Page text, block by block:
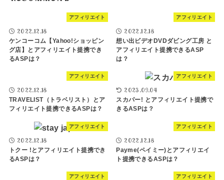
アフィリエイト
2022.12.18
ケンコーコム【Yahoo!ショッピン
グ店】とアフィリエイト提携でき
るASPは？
アフィリエイト
2022.12.18
想い出ビデオDVDダビング工房 と
アフィリエイト提携できるASP
は？
アフィリエイト
2022.12.18
TRAVELIST（トラベリスト）とア
フィリエイト提携できるASPは？
アフィリエイト
2023.09.04
スカパー! とアフィリエイト提携で
きるASPは？
アフィリエイト
2022.12.18
トクー !とアフィリエイト提携でき
るASPは？
アフィリエイト
2022.12.18
Payme(ペイミー)とアフィリエイ
ト提携できるASPは？
アフィリエイト アフィリエイト